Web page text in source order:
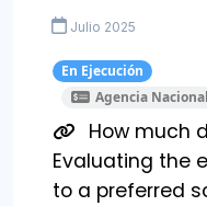
Julio 2025
En Ejecución
Agencia
How much
Evaluating the
to a preferred